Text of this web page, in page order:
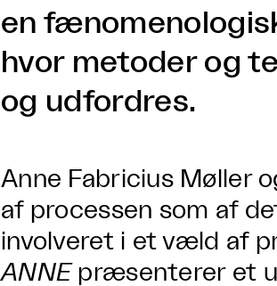
en
hvor metoder og
og udfordres.
Anne Fabricius Møller
af processen som af
involveret i et væld af
ANNEpræsenterer et